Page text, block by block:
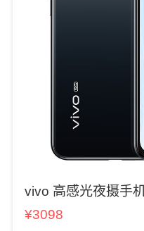
vivo 高感光夜摄手
¥3098